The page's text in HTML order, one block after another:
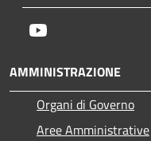
AMMINISTRAZIONE
Organi di Governo
Aree Amministrative